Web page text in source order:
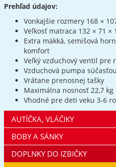
Prehľad údajov:
Vonkajšie rozmery 168 ×
Veľkosť matraca 132 × 71 ×
Extra mäkká, semišová
komfort
Veľký vzduchový ventil
Vzduchová pumpa
Vrátane prenosnej tašky
Maximálna nosnosť 22,7 kg
Vhodné pre deti veku 3-6
AUTÍČKA, VLÁČIKY
BOBY A SÁNKY
DOPLNKY DO IZBIČKY